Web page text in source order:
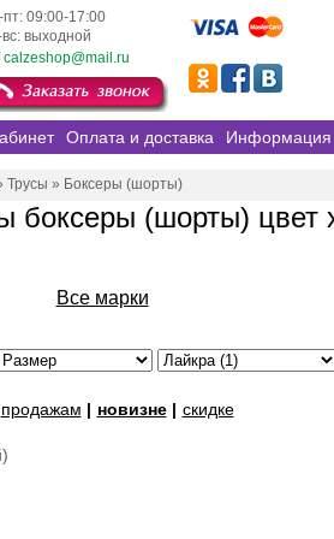
пт: 09:00-17:00
выходной
calzeshop@mail.ru
Оплата и доставка Информация
Трусы » Боксеры (шорты)
боксеры (шорты) цвет
Все марки
продажам | новизне| скидке